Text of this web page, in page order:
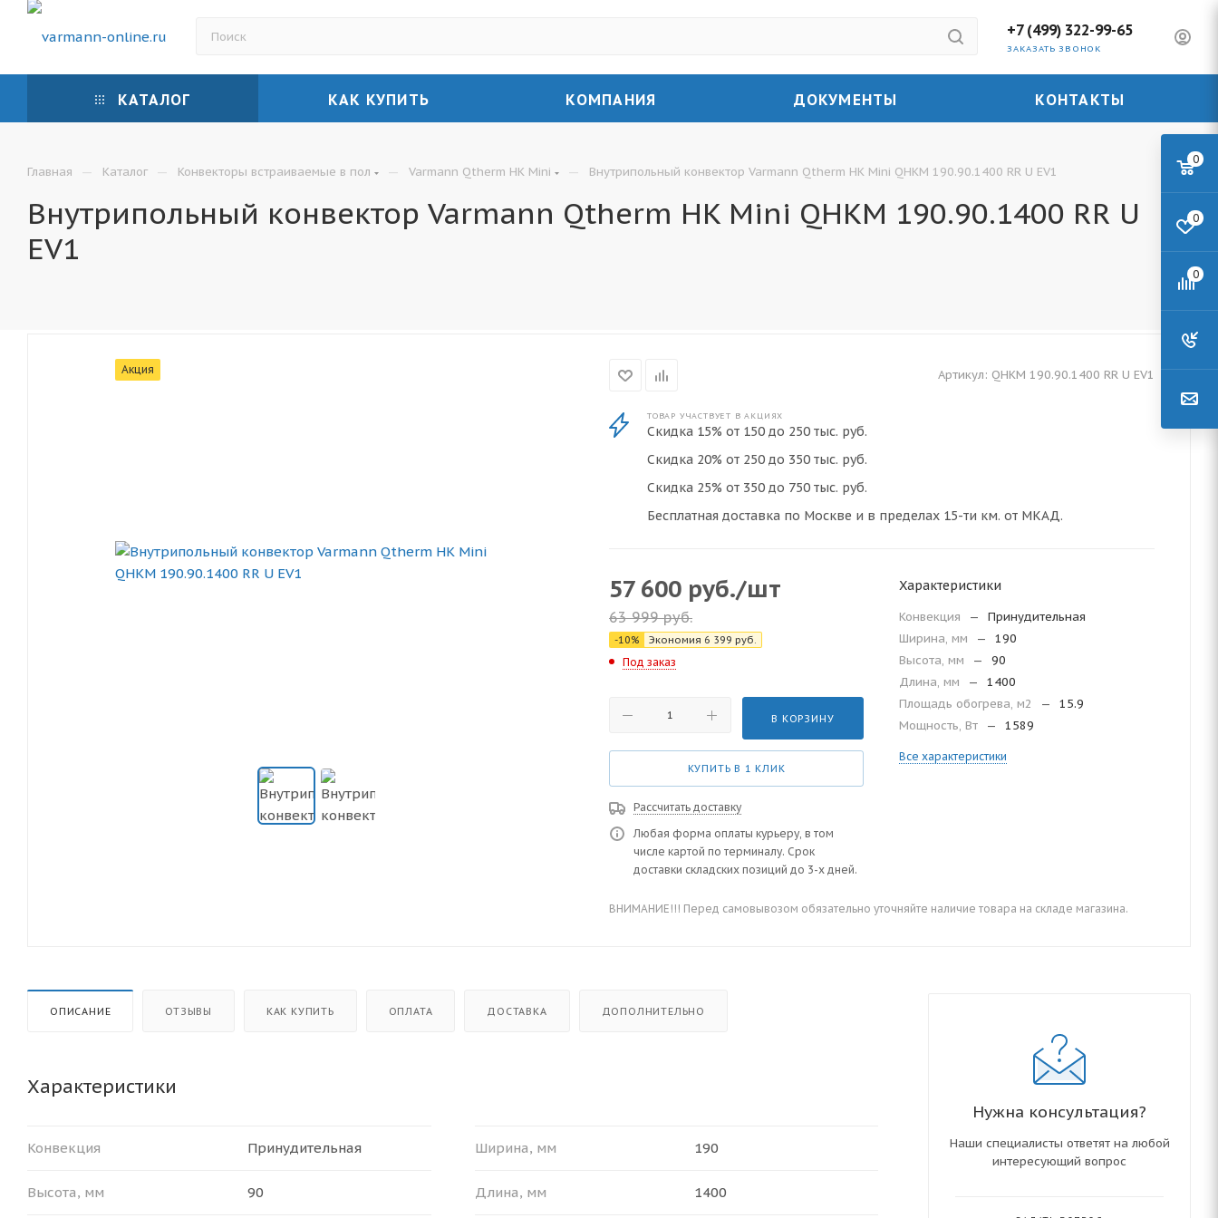
+7 (499) 322-99-65
ЗАКАЗАТЬ ЗВОНОК
КАТАЛОГ КАК КУПИТЬ КОМПАНИЯ ДОКУМЕНТЫ КОНТАКТЫ
Главная — Каталог — Конвекторы встраиваемые в пол — Varmann Qtherm HK Mini — Внутрипольный конвектор Varmann Qtherm HK Mini QHKM 190.90.1400 RR U EV1
Внутрипольный конвектор Varmann Qtherm HK Mini QHKM 190.90.1400 RR U
EV1
Акция Артикул: QHKM 190.90.1400 RR U EV1
ТОВАР УЧАСТВУЕТ В АКЦИЯХ
Скидка 15% от 150 до 250 тыс. руб.
Скидка 20% от 250 до 350 тыс. руб.
Скидка 25% от 350 до 750 тыс. руб.
Бесплатная доставка по Москве и в пределах 15-ти км. от МКАД.
57 600 руб./шт
63 999руб.
-10% Экономия 6 399 руб.
Под заказ
В КОРЗИНУ
КУПИТЬ В 1 КЛИК
Рассчитать доставку
Любая форма оплаты курьеру, в том
числе картой по терминалу. Срок
доставки складских позиций до 3-х дней.
Характеристики
Конвекция —
Принудительная
Ширина, мм
—
190
Высота, мм
—
90
Длина, мм
—
1400
Площадь обогрева, м2
—
15.9
Мощность, Вт
— 1589
Все характеристики
ВНИМАНИЕ!!! Перед самовывозом обязательно уточняйте наличие товара на складе магазина.
ОПИСАНИЕ ОТЗЫВЫ КАК КУПИТЬ ОПЛАТА ДОСТАВКА ДОПОЛНИТЕЛЬНО
Характеристики
Конвекция Принудительная Ширина, мм 190
Высота, мм 90 Длина, мм 1400
Нужна консультация?
Наши специалисты ответят на любой
интересующий вопрос
0
0
0